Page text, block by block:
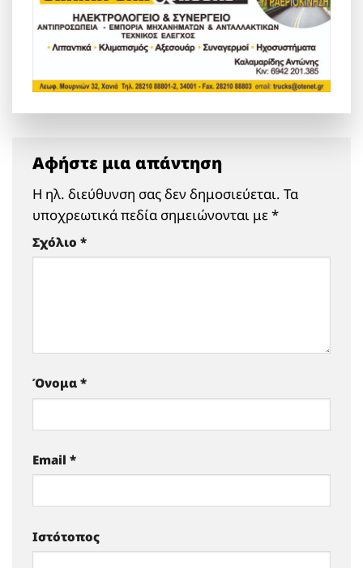
Αφήστε μια απάντηση
Η ηλ. διεύθυνση σας δεν δημοσιεύεται. Τα
υποχρεωτικά πεδία σημειώνονται με*
Σχόλιο *
Όνομα *
Email *
Ιστότοπος